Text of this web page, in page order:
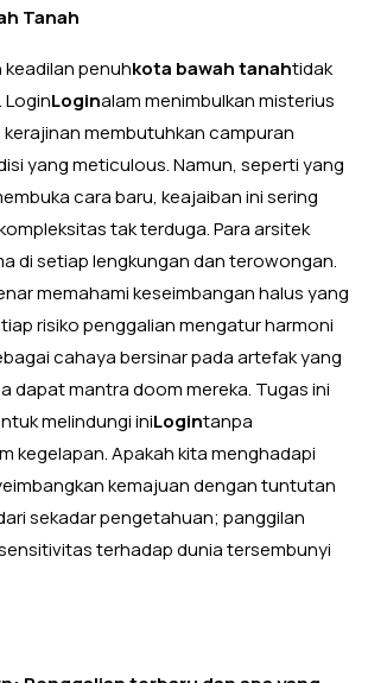
Tanah
penuhkota bawah tanahtidak
LoginLoginalam menimbulkan misterius
membutuhkan campuran
yang meticulous. Namun, seperti yang
cara baru, keajaiban ini sering
tak terduga. Para arsitek
di setiap lengkungan dan terowongan.
memahami keseimbangan halus yang
risiko penggalian mengatur harmoni
cahaya bersinar pada artefak yang
dapat mantra doom mereka. Tugas ini
melindungi iniLogintanpa
kegelapan. Apakah kita menghadapi
kemajuan dengan tuntutan
sekadar pengetahuan; panggilan
terhadap dunia tersembunyi